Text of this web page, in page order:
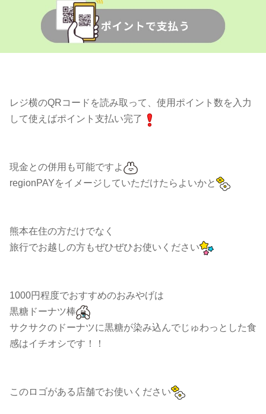
レジ横のQRコードを読み取って、使用ポイント数を入力
して使えばポイント支払い完了
現金との併用も可能ですよ
regionPAYをイメージしていただけたらよいかと
熊本在住の方だけでなく
旅行でお越しの方もぜひぜひお使いください
1000円程度でおすすめのおみやげは
黒糖ドーナツ棒
サクサクのドーナツに黒糖が染み込んでじゅわっとした食
感はイチオシです！！
このロゴがある店舗でお使いください